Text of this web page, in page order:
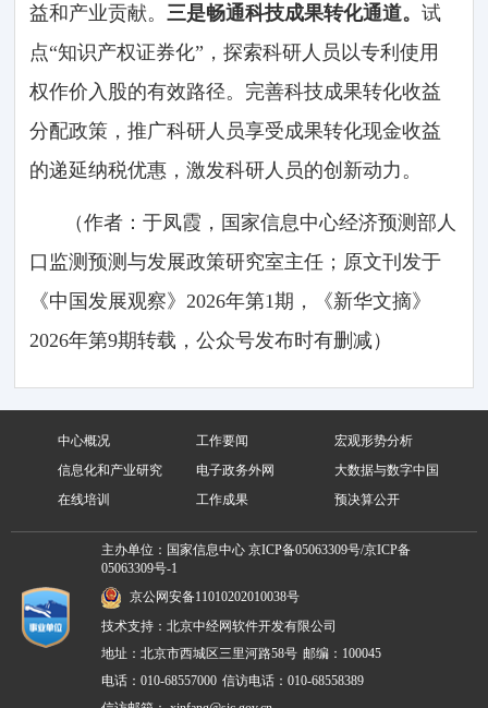
益和产业贡献。 三是畅通科技成果转化通道。试
点“知识产权证券化”，探索科研人员以专利使用
权作价入股的有效路径。完善科技成果转化收益
分配政策，推广科研人员享受成果转化现金收益
的递延纳税优惠，激发科研人员的创新动力。
（作者：于凤霞，国家信息中心经济预测部人
口监测预测与发展政策研究室主任；原文刊发于
《中国发展观察》2026年第1期，《新华文摘》
2026年第9期转载，公众号发布时有删减）
中心概况 工作要闻
宏观形势分析
信息化和产业研究
电子政务外网
大数据与数字中国
在线培训
工作成果 预决算公开
主办单位：国家信息中心京ICP备05063309号/京ICP备
05063309号-1
京公网安备11010202010038号
技术支持：北京中经网软件开发有限公司
地址：北京市西城区三里河路58号 邮编：100045
电话：010-68557000 信访电话：010-68558389